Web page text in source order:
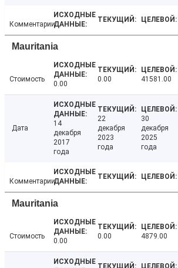
Комментарии
Mauritania
Стоимость
0.00
0.00 41581.00
Дата
14
декабря
2017
года
22
декабря
2023
года
30
декабря
2025
года
Комментарии
Mauritania
Стоимость
0.00
0.00 4879.00